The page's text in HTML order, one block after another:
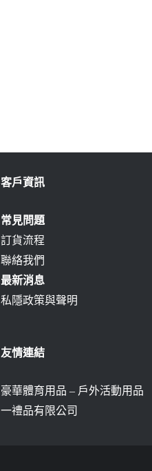
客戶資訊
常見問題
訂貨流程
聯絡我們
最新消息
私隱政策與聲明
友情連結
豪華體育用品 – 戶外活動用品
一禮品有限公司